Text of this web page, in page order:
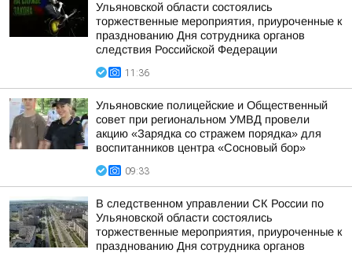
Ульяновской области состоялись
торжественные мероприятия, приуроченные к
празднованию Дня сотрудника органов
следствия Российской Федерации
11:36
Ульяновские полицейские и Общественный
совет при региональном УМВД провели
акцию «Зарядка со стражем порядка» для
воспитанников центра «Сосновый бор»
09:33
В следственном управлении СК России по
Ульяновской области состоялись
торжественные мероприятия, приуроченные к
празднованию Дня сотрудника органов